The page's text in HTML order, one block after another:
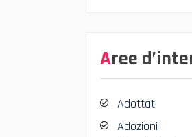
Aree
Adottati
Adozioni